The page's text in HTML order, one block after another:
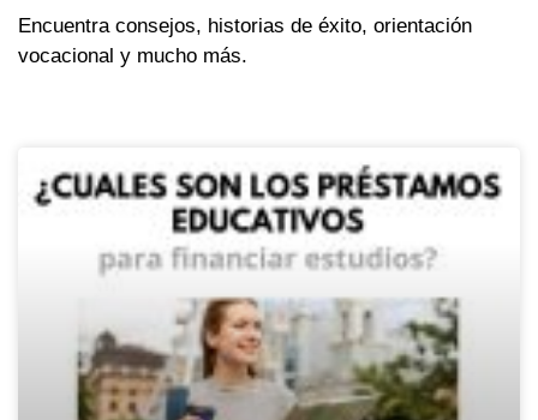
Encuentra consejos, historias de éxito, orientación
vocacional y mucho más.